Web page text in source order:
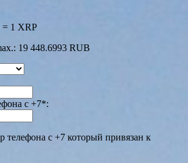
= 1 XRP
19 448.6993 RUB
с +7*:
телефона с +7 который привязан к